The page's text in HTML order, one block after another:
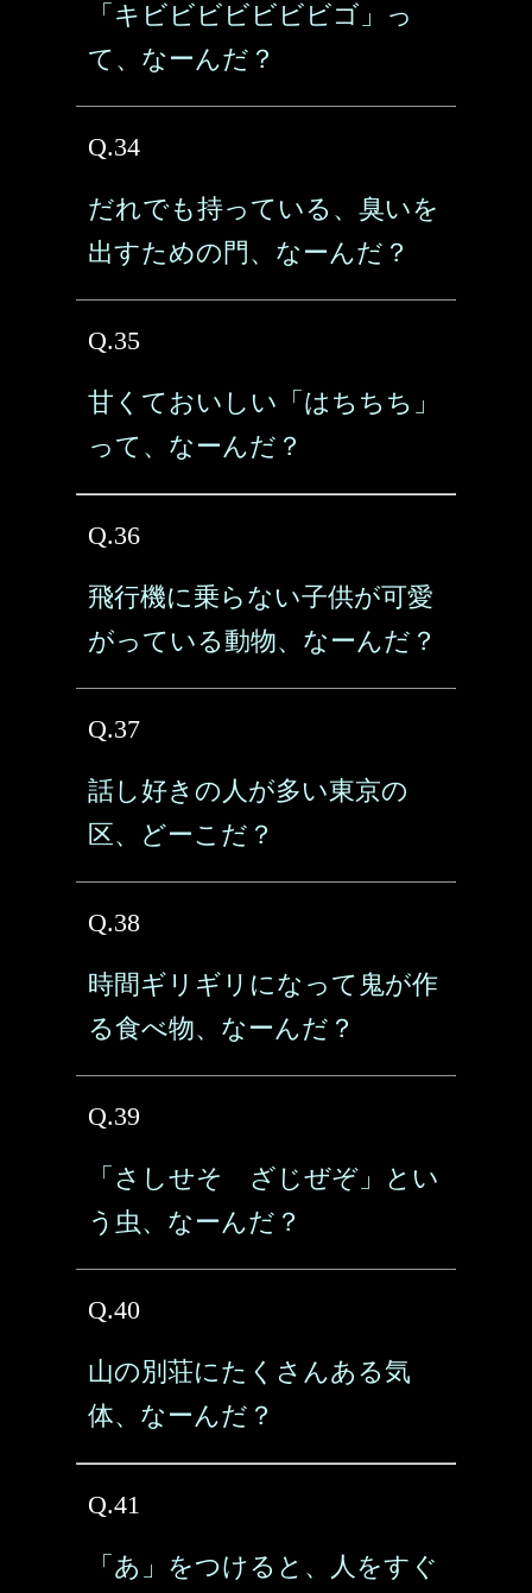
「キビビビビビビビゴ」っ
て、なーんだ？
Q.34
だれでも持っている、臭いを
出すための門、なーんだ？
Q.35
甘くておいしい「はちちち」
って、なーんだ？
Q.36
飛行機に乗らない子供が可愛
がっている動物、なーんだ？
Q.37
話し好きの人が多い東京の
区、どーこだ？
Q.38
時間ギリギリになって鬼が作
る食べ物、なーんだ？
Q.39
「さしせそ ざじぜぞ」とい
う虫、なーんだ？
Q.40
山の別荘にたくさんある気
体、なーんだ？
Q.41
「あ」をつけると、人をすぐ